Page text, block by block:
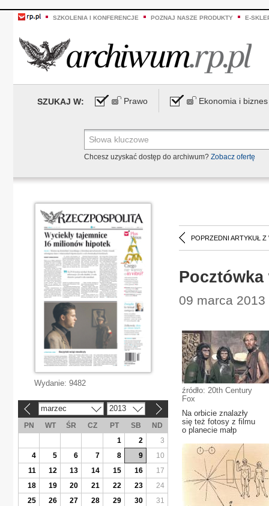
SZKOLENIA I KONFERENCJE POZNAJ NASZE PRODUKTY E-
SZUKAJ W: Prawo Ekonomia i biznes
Chcesz uzyskać dostęp do archiwum? Zobacz ofertę
POPRZEDNI ARTYKUŁ Z
Pocztówka
09 marca
źródło: 20th Century
Fox
Na orbicie znalazły
się też fotosy z filmu
o planecie małp
Wydanie: 9482
marzec 2013
PN WT ŚR CZ PT SB
ND
1
2
3
4
5 6 7 8 9
10
11
12 13 14 15 16
17
18
19 20 21 22 23
24
25
26 27 28 29 30 31